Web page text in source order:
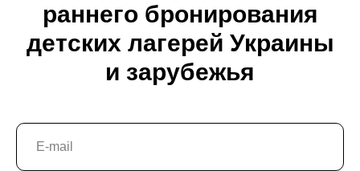
раннего бронирования
детских лагерей Украины
и зарубежья